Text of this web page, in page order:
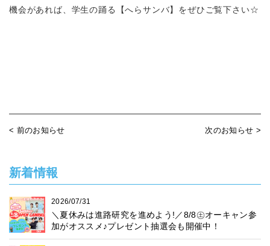
機会があれば、学生の踊る【へらサンバ】をぜひご覧下さい☆
< 前のお知らせ 次のお知らせ >
新着情報
2026/07/31
＼夏休みは進路研究を進めよう!／8/8㊏オーキャン参
加がオススメ♪プレゼント抽選会も開催中！